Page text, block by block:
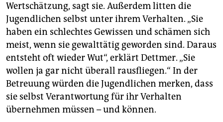
Wertschätzung, sagt sie. Außerdem litten die
Jugendlichen selbst unter ihrem Verhalten. „Sie
haben ein schlechtes Gewissen und schämen sich
meist, wenn sie gewalttätig geworden sind. Daraus
entsteht oft wieder Wut“, erklärt Dettmer. „Sie
wollen ja gar nicht überall rausfliegen.“ In der
Betreuung würden die Jugendlichen merken, dass
sie selbst Verantwortung für ihr Verhalten
übernehmen müssen – und können.